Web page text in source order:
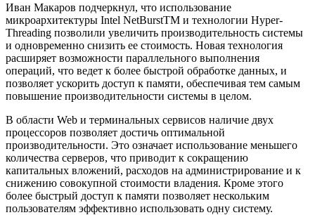
Иван Макаров подчеркнул, что использование
микроархитектуры Intel NetBurstTM и технологии Hyper-
Threading позволили увеличить производительность системы
и одновременно снизить ее стоимость. Новая технология
расширяет возможности параллельного выполнения
операций, что ведет к более быстрой обработке данных, и
позволяет ускорить доступ к памяти, обеспечивая тем самым
повышение производительности системы в целом.
В области Web и терминальных сервисов наличие двух
процессоров позволяет достичь оптимальной
производительности. Это означает использование меньшего
количества серверов, что приводит к сокращению
капитальных вложений, расходов на администрирование и к
снижению совокупной стоимости владения. Кроме этого
более быстрый доступ к памяти позволяет нескольким
пользователям эффективно использовать одну систему.